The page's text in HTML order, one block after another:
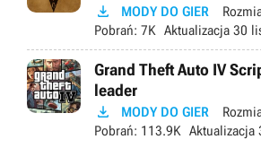
 MODY DO GIER
Pobrań: 7K Aktualizacja 30
Grand Theft Auto IV
leader
 MODY DO GIER
Pobrań: 113.9K Aktualizacja